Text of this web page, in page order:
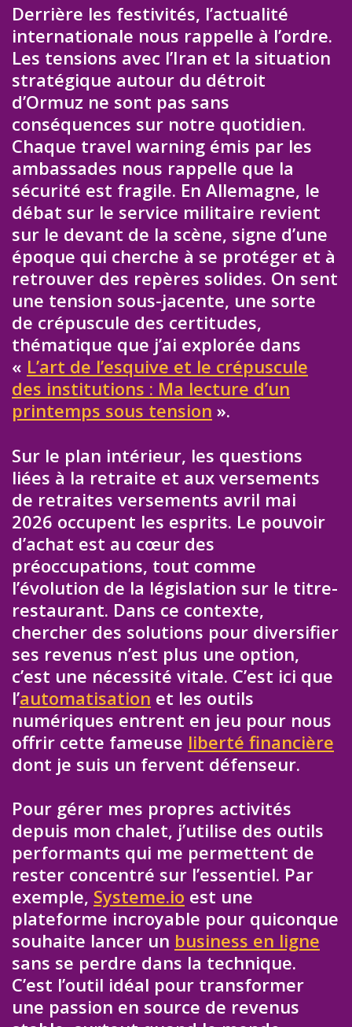
Derrière les festivités, l’actualité
internationale nous rappelle à l’ordre.
Les tensions avec l’Iran et la situation
stratégique autour du détroit
d’Ormuz ne sont pas sans
conséquences sur notre quotidien.
Chaque travel warning émis par les
ambassades nous rappelle que la
sécurité est fragile. En Allemagne, le
débat sur le service militaire revient
sur le devant de la scène, signe d’une
époque qui cherche à se protéger et à
retrouver des repères solides. On sent
une tension sous-jacente, une sorte
de crépuscule des certitudes,
thématique que j’ai explorée dans
« L’art de l’esquive et le crépuscule
des institutions : Ma lecture d’un
printemps sous tension ».
Sur le plan intérieur, les questions
liées à la retraite et aux versements
de retraites versements avril mai
2026 occupent les esprits. Le pouvoir
d’achat est au cœur des
préoccupations, tout comme
l’évolution de la législation sur le titre-
restaurant. Dans ce contexte,
chercher des solutions pour diversifier
ses revenus n’est plus une option,
c’est une nécessité vitale. C’est ici que
l’automatisation et les outils
numériques entrent en jeu pour nous
offrir cette fameuse liberté financière
dont je suis un fervent défenseur.
Pour gérer mes propres activités
depuis mon chalet, j’utilise des outils
performants qui me permettent de
rester concentré sur l’essentiel. Par
exemple, Systeme.io est une
plateforme incroyable pour quiconque
souhaite lancer un business en ligne
sans se perdre dans la technique.
C’est l’outil idéal pour transformer
une passion en source de revenus